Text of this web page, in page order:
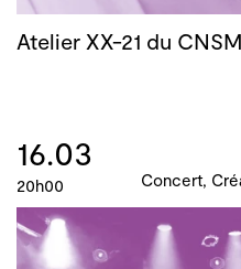
Atelier XX-21 du
16.03
20h00